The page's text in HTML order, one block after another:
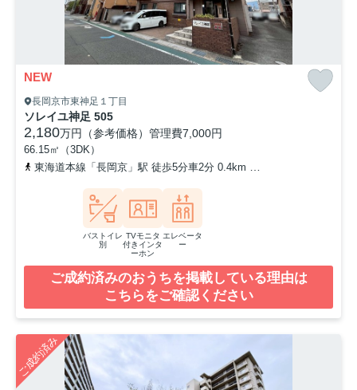
NEW
長岡京市東神足１丁目
ソレイユ神足 505
2,180万円（参考価格） 管理費7,000円
66.15㎡（3DK）
東海道本線「長岡京」駅 徒歩5分車2分 0.4km
バストイレ
別
TVモニタ
付きインタ
ーホン
エレベータ
ー
ご成約済みのおうちを掲載している理由は
こちらをご確認ください
ご成約済み